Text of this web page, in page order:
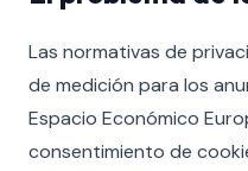
Las normativas de
de medición para los
Espacio Económico
consentimiento de